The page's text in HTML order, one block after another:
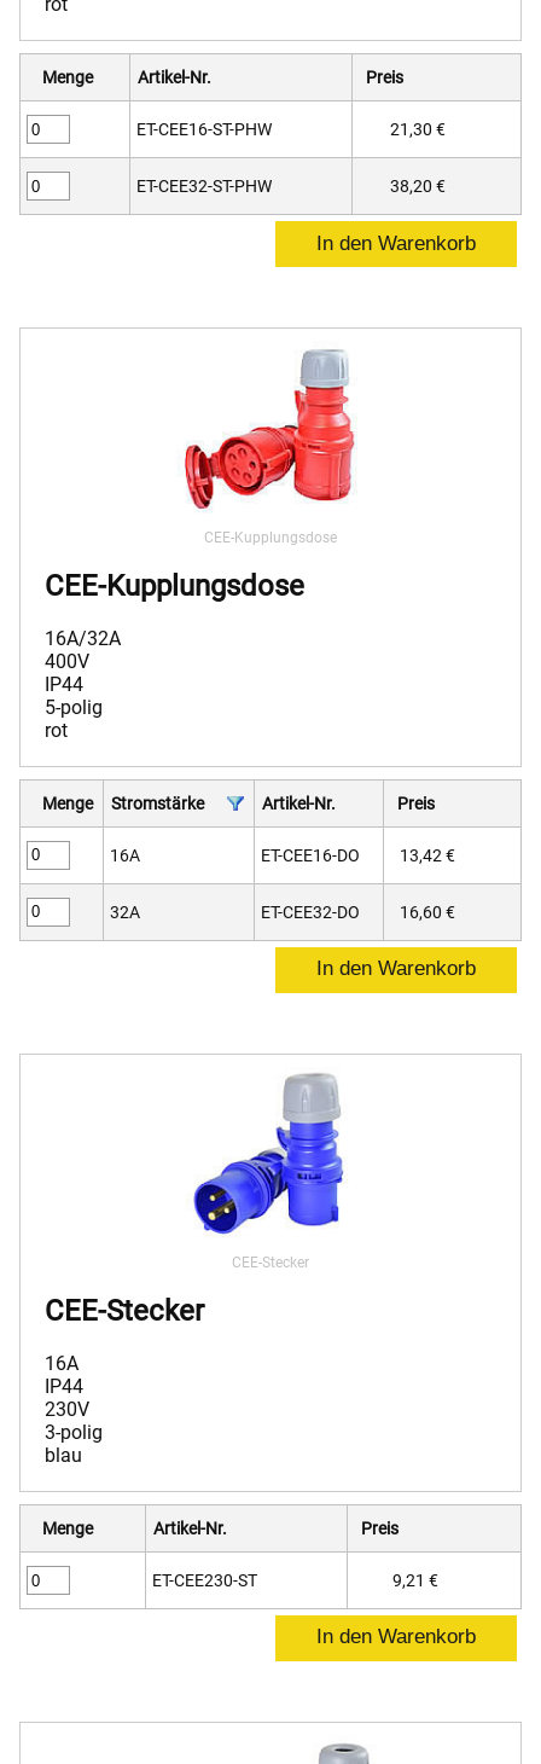
rot
Menge Artikel-Nr. Preis
ET-CEE16-ST-PHW 21,30 €
ET-CEE32-ST-PHW 38,20 €
CEE-Kupplungsdose
CEE-Kupplungsdose
16A/32A
400V
IP44
5-polig
rot
Menge Stromstärke Artikel-Nr. Preis
16A ET-CEE16-DO 13,42 €
32A ET-CEE32-DO 16,60 €
CEE-Stecker
CEE-Stecker
16A
IP44
230V
3-polig
blau
Menge Artikel-Nr. Preis
ET-CEE230-ST 9,21 €